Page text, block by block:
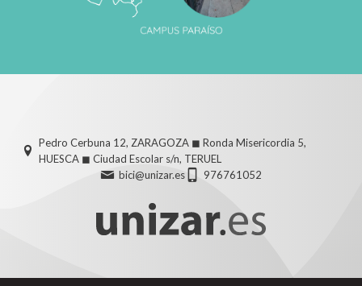
Pedro Cerbuna 12, ZARAGOZA ◼ Ronda Misericordia 5,
HUESCA ◼ Ciudad Escolar s/n, TERUEL
bici@unizar.es
976761052